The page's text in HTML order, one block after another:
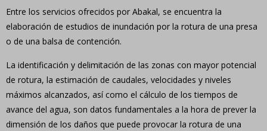
Entre los servicios ofrecidos por Abakal, se encuentra la
elaboración de estudios de inundación por la rotura de una presa
o de una balsa de contención.
La identificación y delimitación de las zonas con mayor potencial
de rotura, la estimación de caudales, velocidades y niveles
máximos alcanzados, así como el cálculo de los tiempos de
avance del agua, son datos fundamentales a la hora de prever la
dimensión de los daños que puede provocar la rotura de una